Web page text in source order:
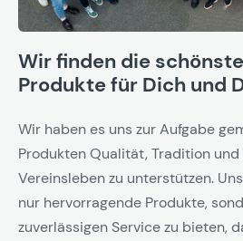
Wir finden die
Produkte für Dich und
Wir haben es uns zur Aufgabe
Produkten Qualität, Tradition
Vereinsleben zu unterstützen.
nur hervorragende Produkte,
zuverlässigen Service zu bieten,